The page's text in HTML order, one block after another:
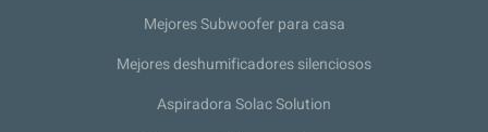
Mejores Subwoofer para casa
Mejores deshumificadores silenciosos
Aspiradora Solac Solution